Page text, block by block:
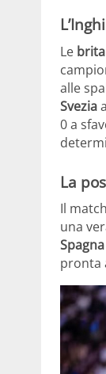
Le
alle
Svezia
0 a
La
Il
una
Spagna
pronta